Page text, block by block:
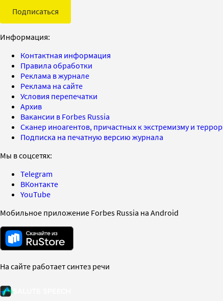
Подписаться
Информация:
Контактная информация
Правила обработки
Реклама в журнале
Реклама на сайте
Условия перепечатки
Архив
Вакансии в Forbes Russia
Сканер иноагентов, причастных к экстремизму и
Подписка на печатную версию журнала
Мы в соцсетях:
Telegram
ВКонтакте
YouTube
Мобильное приложение Forbes Russia на Android
На сайте работает синтез речи